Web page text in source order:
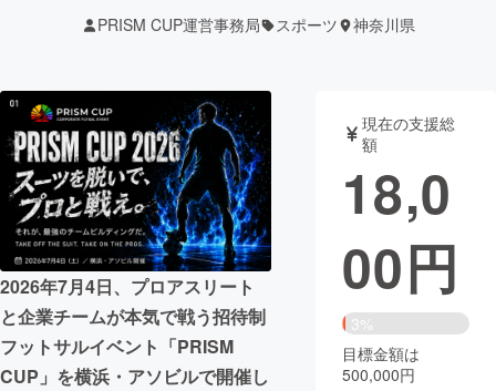
ターン
注目の新着プロ
ジェクト
募集終了が近いプ
ロジェクト
もうすぐ公開
されます
アート・写真 音楽
テクノロジー・ガジェット ゲーム・
映像・映画 書籍・雑誌
ビジネス・起業 チャレンジ
まちづくり・地域活性化
PRISM CUP運営事務局 スポーツ 神奈川県
2026年7月4日、プロアスリート
と企業チームが本気で戦う招待制
フットサルイベント「PRISM
CUP」を横浜・アソビルで開催し
現在の支援総
額
18,0
00円
3%
目標金額は
500,000円